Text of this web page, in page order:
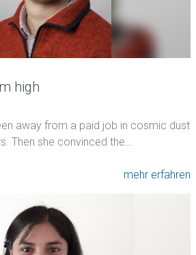
high
away from a paid job in cosmic dust
Then she convinced the…
mehr erfahren